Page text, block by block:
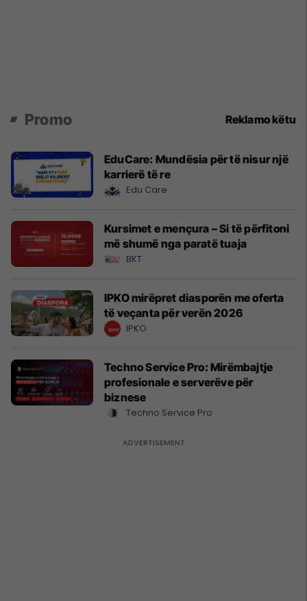
Promo Reklamo këtu
EduCare: Mundësia për të nisur një
karrierë të re
Edu Care
Kursimet e mençura – Si të përfitoni
më shumë nga paratë tuaja
BKT
IPKO mirëpret diasporën me oferta
të veçanta për verën 2026
IPKO
Techno Service Pro: Mirëmbajtje
profesionale e serverëve për
biznese
Techno Service Pro